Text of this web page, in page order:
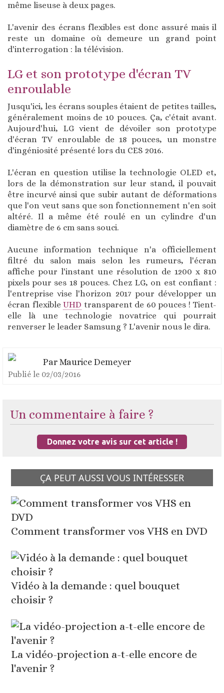
même liseuse à deux pages.
L'avenir des écrans flexibles est donc assuré mais il
reste un domaine où demeure un grand point
d'interrogation : la télévision.
LG et son prototype d'écran TV
enroulable
Jusqu'ici, les écrans souples étaient de petites tailles,
généralement moins de 10 pouces. Ça, c'était avant.
Aujourd'hui, LG vient de dévoiler son prototype
d'écran TV enroulable de 18 pouces, un monstre
d'ingéniosité présenté lors du CES 2016.
L'écran en question utilise la technologie OLED et,
lors de la démonstration sur leur stand, il pouvait
être incurvé ainsi que subir autant de déformations
que l'on veut sans que son fonctionnement n'en soit
altéré. Il a même été roulé en un cylindre d'un
diamètre de 6 cm sans souci.
Aucune information technique n'a officiellement
filtré du salon mais selon les rumeurs, l'écran
affiche pour l'instant une résolution de 1200 x 810
pixels pour ses 18 pouces. Chez LG, on est confiant :
l'entreprise vise l'horizon 2017 pour développer un
écran flexible UHD transparent de 60 pouces ! Tient-
elle là une technologie novatrice qui pourrait
renverser le leader Samsung ? L'avenir nous le dira.
Par Maurice Demeyer
Publié le 02/03/2016
Un commentaire à faire ?
Donnez votre avis sur cet article !
ÇA PEUT AUSSI VOUS INTÉRESSER
Comment transformer vos VHS en DVD
Vidéo à la demande : quel bouquet
choisir ?
La vidéo-projection a-t-elle encore de
l'avenir ?